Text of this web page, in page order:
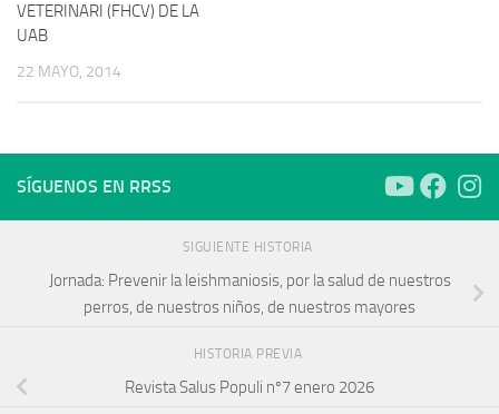
VETERINARI (FHCV) DE LA
UAB
22 MAYO, 2014
SÍGUENOS EN RRSS
SIGUIENTE HISTORIA
Jornada: Prevenir la leishmaniosis, por la salud de nuestros
perros, de nuestros niños, de nuestros mayores
HISTORIA PREVIA
Revista Salus Populi nº7 enero 2026